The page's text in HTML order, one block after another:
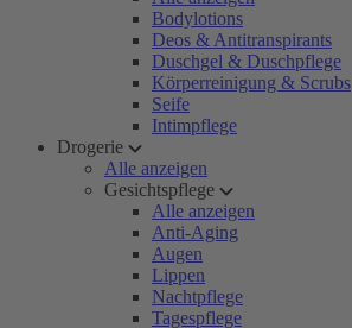
Bodylotions
Deos & Antitranspirants
Duschgel & Duschpflege
Körperreinigung & Scrubs
Seife
Intimpflege
Drogerie
Alle anzeigen
Gesichtspflege
Alle anzeigen
Anti-Aging
Augen
Lippen
Nachtpflege
Tagespflege